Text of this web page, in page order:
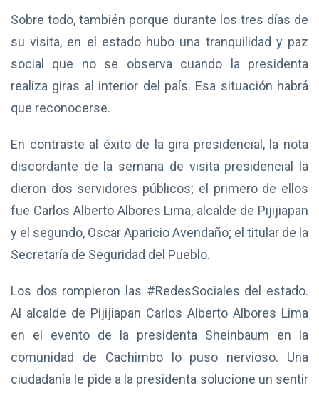
Sobre todo, también porque durante los tres días de
su visita, en el estado hubo una tranquilidad y paz
social que no se observa cuando la presidenta
realiza giras al interior del país. Esa situación habrá
que reconocerse.
En contraste al éxito de la gira presidencial, la nota
discordante de la semana de visita presidencial la
dieron dos servidores públicos; el primero de ellos
fue Carlos Alberto Albores Lima, alcalde de Pijijiapan
y el segundo, Oscar Aparicio Avendaño; el titular de la
Secretaría de Seguridad del Pueblo.
Los dos rompieron las #RedesSociales del estado.
Al alcalde de Pijijiapan Carlos Alberto Albores Lima
en el evento de la presidenta Sheinbaum en la
comunidad de Cachimbo lo puso nervioso. Una
ciudadanía le pide a la presidenta solucione un sentir